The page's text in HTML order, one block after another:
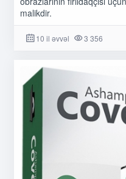
malikdir.
10 il əvvəl 3 356